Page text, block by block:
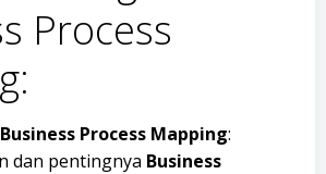
Process
Process Mapping:
dan pentingnya Business